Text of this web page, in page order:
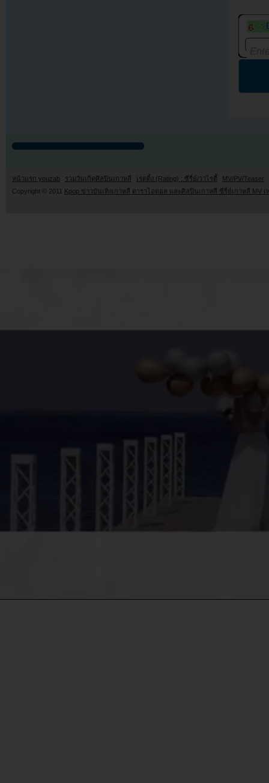
หน้าแรก youzab รวมวันเกิดศิลปินเกาหลี เรตติ้ง (Rating) : ซีรี่ย์/วาไรตี้
MV/PV/Teaser
Copyright © 2011 Kpop ข่าวบันเทิงเกาหลี ดาราไอดอล และศิลปินเกาหลี ซีรี่ย์เกาหลี MV